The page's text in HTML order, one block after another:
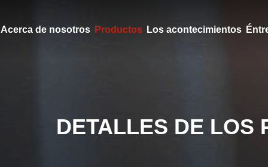
Acerca de nosotros Productos Los acontecimientos
DETALLES DE LOS